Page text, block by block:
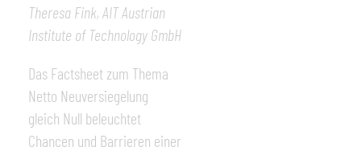
Theresa Fink, AIT Austrian
Institute of Technology GmbH
Das Factsheet zum Thema
Netto Neuversiegelung
gleich Null beleuchtet
Chancen und Barrieren einer